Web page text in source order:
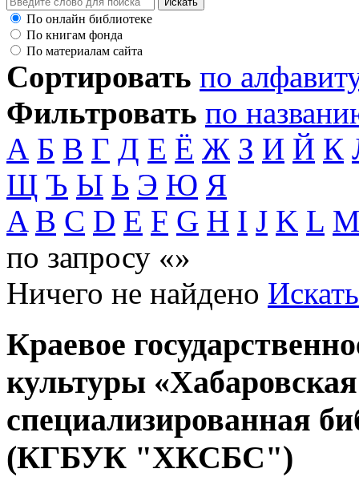
По онлайн библиотеке
По книгам фонда
По материалам сайта
Сортировать по
Фильтровать по
А Б В Г Д Е Ё Ж З И Й К
Щ Ъ Ы Ь Э Ю Я
A B C D E F G H I J K L
по запросу «»
Ничего не найдено
Краевое
культуры
специализированная
(КГБУК "ХКСБС")